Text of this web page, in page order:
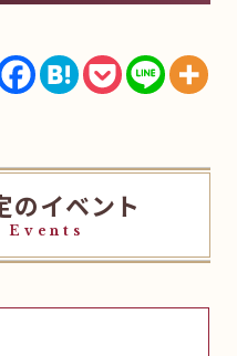
のイベント
Events